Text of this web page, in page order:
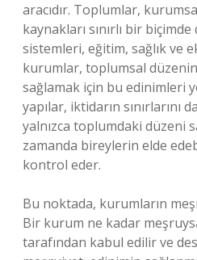
aracıdır. Toplumlar,
kaynakları sınırlı bir
sistemleri, eğitim, sağlık ve
kurumlar, toplumsal
sağlamak için bu edinimleri
yapılar, iktidarın sınırlarını
yalnızca toplumdaki düzeni
zamanda bireylerin elde
kontrol eder.
Bu noktada, kurumların
Bir kurum ne kadar
tarafından kabul edilir ve